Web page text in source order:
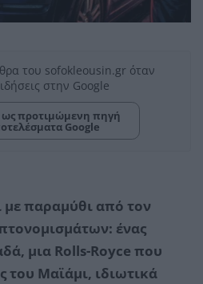
του sofokleousin.gr όταν
στην Google
προτιμώμενη πηγή
Google
με παραμύθι από τον
ένας
μια Rolls-Royce που
του Μαϊάμι, ιδιωτικά